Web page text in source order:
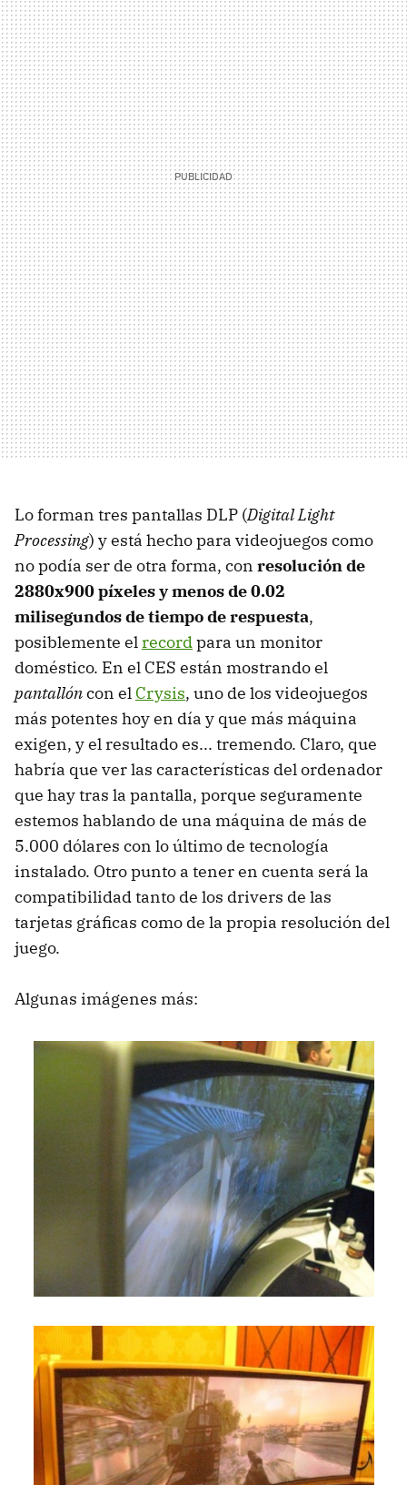
Lo forman tres pantallas DLP (Digital Light
Processing) y está hecho para videojuegos como
no podía ser de otra forma, con resolución de
2880x900 píxeles y menos de 0.02
milisegundos de tiempo de respuesta,
posiblemente elrecordpara un monitor
doméstico. En el CES están mostrando el
pantallóncon el Crysis, uno de los videojuegos
más potentes hoy en día y que más máquina
exigen, y el resultado es... tremendo. Claro, que
habría que ver las características del ordenador
que hay tras la pantalla, porque seguramente
estemos hablando de una máquina de más de
5.000 dólares con lo último de tecnología
instalado. Otro punto a tener en cuenta será la
compatibilidad tanto de los drivers de las
tarjetas gráficas como de la propia resolución del
juego.
Algunas imágenes más: